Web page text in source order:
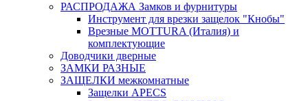
РАСПРОДАЖА Замков и фурнитуры
Инструмент для врезки защелок "Кнобы"
Врезные MOTTURA (Италия) и
комплектующие
Доводчики дверные
ЗАМКИ РАЗНЫЕ
ЗАЩЕЛКИ межкомнатные
Защелки APECS